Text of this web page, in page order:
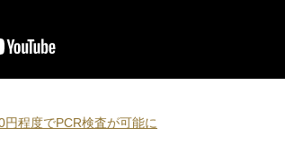
程度でPCR検査が可能に